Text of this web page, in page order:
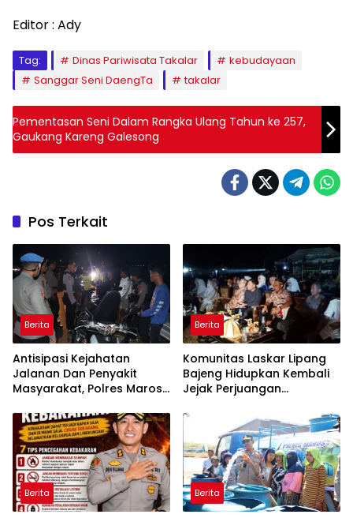
Editor : Ady
Tag: Dinas Pariwisata Takalar
kebudayaan
Sanggar Seni DaengTa
takalar
Pementasan Seni Dalam Rangka Ulang Tahun ke 257,
Gaukang Kareng Galesong
Pos Terkait
Berita
Antisipasi Kejahatan
Jalanan Dan Penyakit
Masyarakat, Polres Maros
Kondusif
Berita
Komunitas Laskar Lipang
Bajeng Hidupkan Kembali
Jejak Perjuangan
Wabup Takalar: Apresiasi
Bahwa Sejarah Adalah
Warisan yang Tak Ternilai”.
Berita Berita